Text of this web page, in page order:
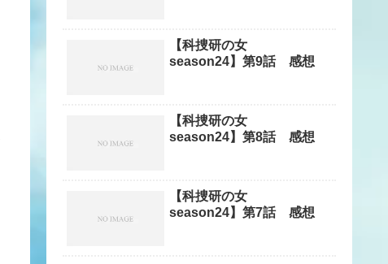
【科捜研の女
season24】第9話 感想
【科捜研の女
season24】第8話 感想
【科捜研の女
season24】第7話 感想